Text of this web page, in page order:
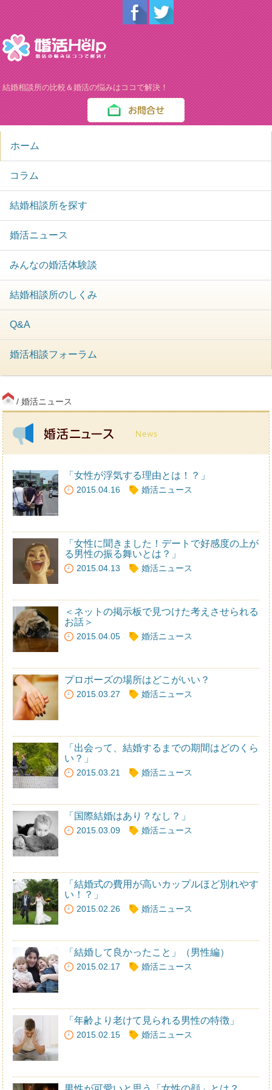
結婚相談所の比較＆婚活の悩みはココで解決！
ホーム
コラム
結婚相談所を探す
婚活ニュース
みんなの婚活体験談
結婚相談所のしくみ
Q&A
婚活相談フォーラム
/ 婚活ニュース
「女性が浮気する理由とは！？」
2015.04.16 婚活ニュース
「女性に聞きました！デートで好感度の上が
る男性の振る舞いとは？」
2015.04.13 婚活ニュース
＜ネットの掲示板で見つけた考えさせられる
お話＞
2015.04.05 婚活ニュース
プロポーズの場所はどこがいい？
2015.03.27 婚活ニュース
「出会って、結婚するまでの期間はどのくら
い？」
2015.03.21 婚活ニュース
「国際結婚はあり？なし？」
2015.03.09 婚活ニュース
「結婚式の費用が高いカップルほど別れやす
い！？」
2015.02.26 婚活ニュース
「結婚して良かったこと」（男性編）
2015.02.17 婚活ニュース
「年齢より老けて見られる男性の特徴」
2015.02.15 婚活ニュース